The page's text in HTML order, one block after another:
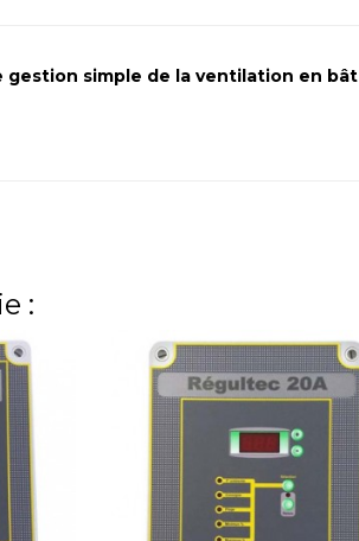
gestion simple de la ventilation en
: